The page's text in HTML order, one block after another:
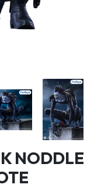
NODDLE